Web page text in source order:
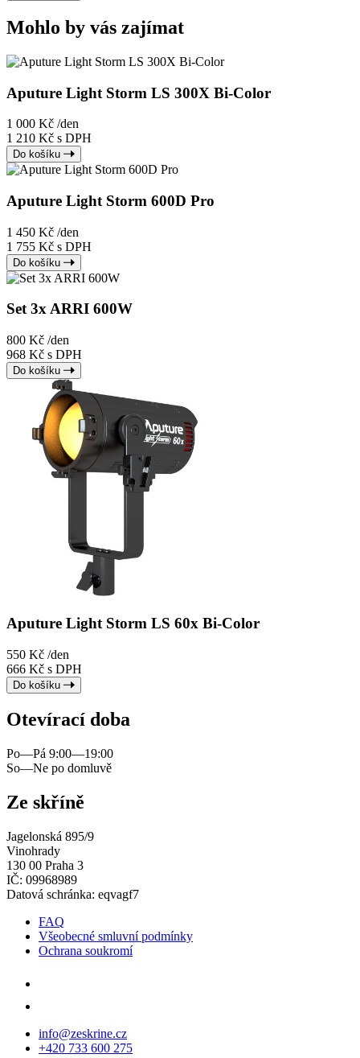
Mohlo by vás zajímat
Aputure Light Storm LS 300X Bi-Color
1 000 Kč /den
1 210 Kč s DPH
Do košíku
Aputure Light Storm 600D Pro
1 450 Kč /den
1 755 Kč s DPH
Do košíku
Set 3x ARRI 600W
800 Kč /den
968 Kč s DPH
Do košíku
Aputure Light Storm LS 60x Bi-Color
550 Kč /den
666 Kč s DPH
Do košíku
Otevírací doba
Po—Pá 9:00—19:00
So—Ne po domluvě
Ze skříně
Jagelonská 895/9
Vinohrady
130 00 Praha 3
IČ: 09968989
Datová schránka: eqvagf7
FAQ
Všeobecné smluvní podmínky
Ochrana soukromí
info@zeskrine.cz
+420 733 600 275